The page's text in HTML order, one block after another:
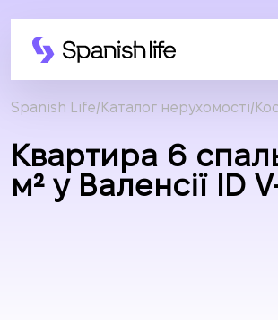
Spanish Life Каталог нерухомості
Квартира 6
м² у Валенсії ID